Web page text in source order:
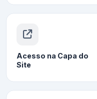
Acesso na Capa do
Site